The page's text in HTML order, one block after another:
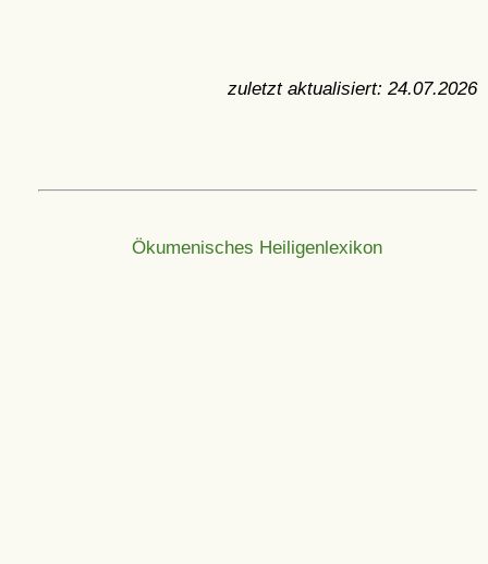
zuletzt aktualisiert: 24.07.2026
Ökumenisches Heiligenlexikon